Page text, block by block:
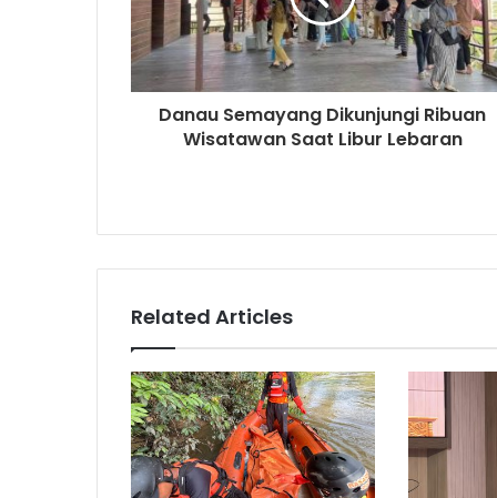
Danau Semayang Dikunjungi Ribuan
Wisatawan Saat Libur Lebaran
Related Articles